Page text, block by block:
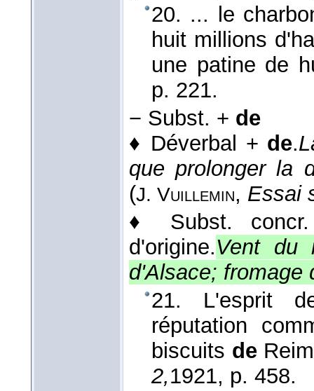
20. ... le
huit millions
une patine de
p. 221.
− Subst. + de
♦ Déverbal + de.
que prolonger la
(J. Vuillemin, Essai
♦ Subst.
d'origine.Vent du
d'Alsace; fromage
21. L'esprit
réputation
biscuits de
2,1921, p. 458.